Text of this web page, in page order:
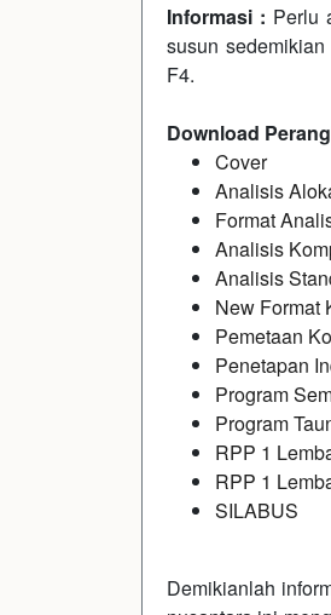
Informasi : Perlu
susun
F4.
Download
Cover
Analisis
Format
Analisis
Analisis
New Format
Pemetaan
Penetapan
Program
Program
RPP 1
RPP 1
SILABUS
Demikianlah